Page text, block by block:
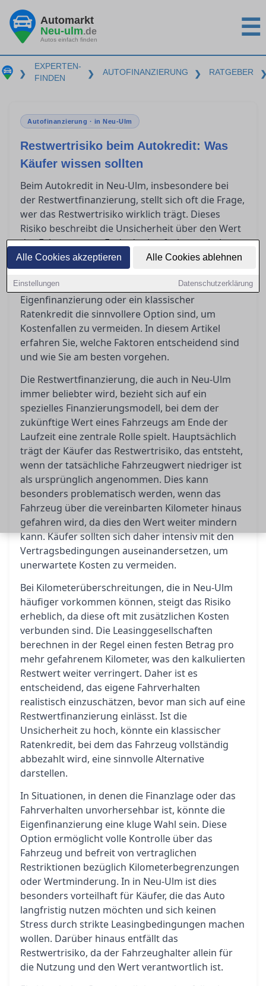
Alle Cookies akzeptieren Alle Cookies ablehnen
Einstellungen Datenschutzerklärung
Automarkt
Neu-ulm.de
Autos einfach finden ☰
❯
EXPERTEN-
FINDEN
❯ AUTOFINANZIERUNG ❯ RATGEBER
Autofinanzierung · in Neu-Ulm
Restwertrisiko beim Autokredit: Was
Käufer wissen sollten
Beim Autokredit in Neu-Ulm, insbesondere bei
der Restwertfinanzierung, stellt sich oft die Frage,
wer das Restwertrisiko wirklich trägt. Dieses
Risiko beschreibt die Unsicherheit über den Wert
des Fahrzeugs am Ende der Laufzeit, was bei
Kilometerüberschreitungen noch größere
finanzielle Auswirkungen haben kann. Käufer
stehen somit vor der Entscheidung, ob
Eigenfinanzierung oder ein klassischer
Ratenkredit die sinnvollere Option sind, um
Kostenfallen zu vermeiden. In diesem Artikel
erfahren Sie, welche Faktoren entscheidend sind
und wie Sie am besten vorgehen.
Die Restwertfinanzierung, die auch in Neu-Ulm
immer beliebter wird, bezieht sich auf ein
spezielles Finanzierungsmodell, bei dem der
zukünftige Wert eines Fahrzeugs am Ende der
Laufzeit eine zentrale Rolle spielt. Hauptsächlich
trägt der Käufer das Restwertrisiko, das entsteht,
wenn der tatsächliche Fahrzeugwert niedriger ist
als ursprünglich angenommen. Dies kann
besonders problematisch werden, wenn das
Fahrzeug über die vereinbarten Kilometer hinaus
gefahren wird, da dies den Wert weiter mindern
kann. Käufer sollten sich daher intensiv mit den
Vertragsbedingungen auseinandersetzen, um
unerwartete Kosten zu vermeiden.
Bei Kilometerüberschreitungen, die in Neu-Ulm
häufiger vorkommen können, steigt das Risiko
erheblich, da diese oft mit zusätzlichen Kosten
verbunden sind. Die Leasinggesellschaften
berechnen in der Regel einen festen Betrag pro
mehr gefahrenem Kilometer, was den kalkulierten
Restwert weiter verringert. Daher ist es
entscheidend, das eigene Fahrverhalten
realistisch einzuschätzen, bevor man sich auf eine
Restwertfinanzierung einlässt. Ist die
Unsicherheit zu hoch, könnte ein klassischer
Ratenkredit, bei dem das Fahrzeug vollständig
abbezahlt wird, eine sinnvolle Alternative
darstellen.
In Situationen, in denen die Finanzlage oder das
Fahrverhalten unvorhersehbar ist, könnte die
Eigenfinanzierung eine kluge Wahl sein. Diese
Option ermöglicht volle Kontrolle über das
Fahrzeug und befreit von vertraglichen
Restriktionen bezüglich Kilometerbegrenzungen
oder Wertminderung. In in Neu-Ulm ist dies
besonders vorteilhaft für Käufer, die das Auto
langfristig nutzen möchten und sich keinen
Stress durch strikte Leasingbedingungen machen
wollen. Darüber hinaus entfällt das
Restwertrisiko, da der Fahrzeughalter allein für
die Nutzung und den Wert verantwortlich ist.